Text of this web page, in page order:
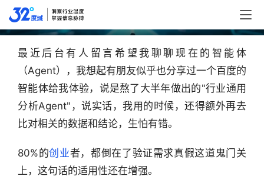
关！
最近后台有人留言希望我聊聊现在的智能体
（Agent），我想起有朋友似乎也分享过一个百度的
智能体给我体验，说是熬了大半年做出的"行业通用
分析Agent"，说实话，我用的时候，还得额外再去
比对相关的数据和结论，生怕有错。
80%的创业者，都倒在了验证需求真假这道鬼门关
上，这句话的适用性还在增强。